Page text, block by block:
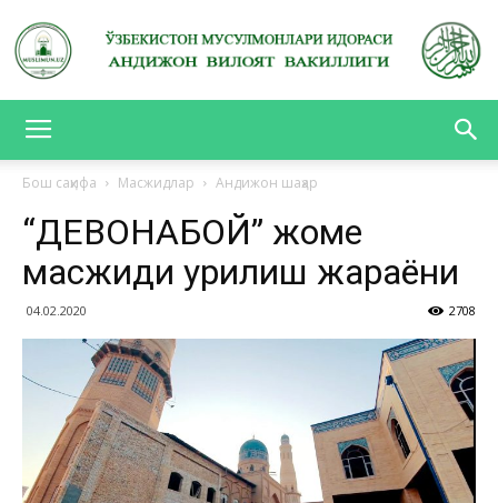
ВИЛОЯТ
Бош саҳифа Масжидлар Андижон шаҳар
“ДЕВОНАБОЙ” жоме
масжиди қурилиш жараёни
04.02.2020 2708